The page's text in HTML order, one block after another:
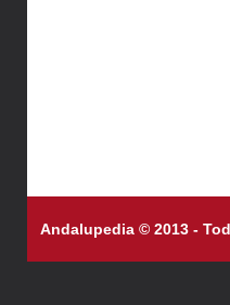
Andalupedia © 2013 -